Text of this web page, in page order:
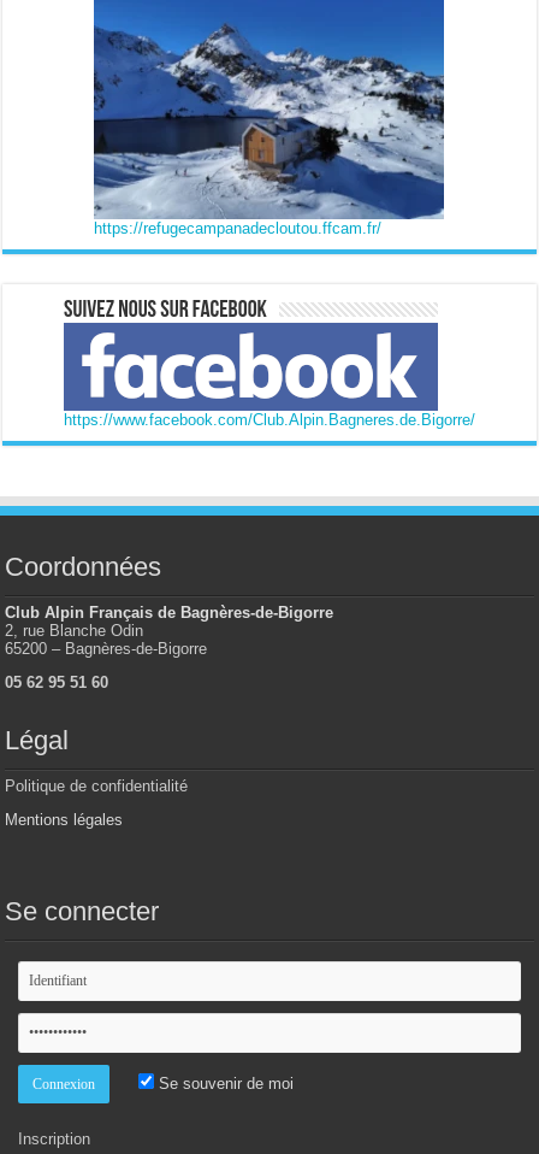
https://refugecampanadecloutou.ffcam.fr/
https://www.facebook.com/Club.Alpin.Bagneres.de.Bigorre/
Coordonnées
Club Alpin Français de Bagnères-de-Bigorre
2, rue Blanche Odin
65200 – Bagnères-de-Bigorre
05 62 95 51 60
Légal
Politique de confidentialité
Mentions légales
Se connecter
Se souvenir de moi
Inscription